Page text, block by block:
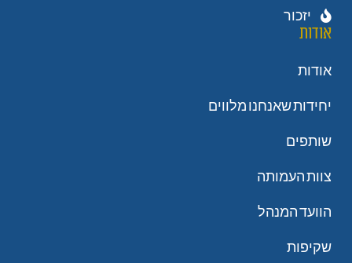
יזכור
אודות
אודות
יחידות שאנחנו מלווים
שותפים
צוות העמותה
הוועד המנהל
שקיפות